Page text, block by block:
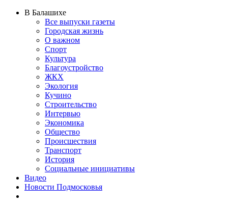
В Балашихе
Все выпуски газеты
Городская жизнь
О важном
Спорт
Культура
Благоустройство
ЖКХ
Экология
Кучино
Строительство
Интервью
Экономика
Общество
Происшествия
Транспорт
История
Социальные инициативы
Видео
Новости Подмосковья